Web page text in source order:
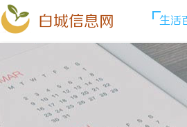
白城信息网 生活